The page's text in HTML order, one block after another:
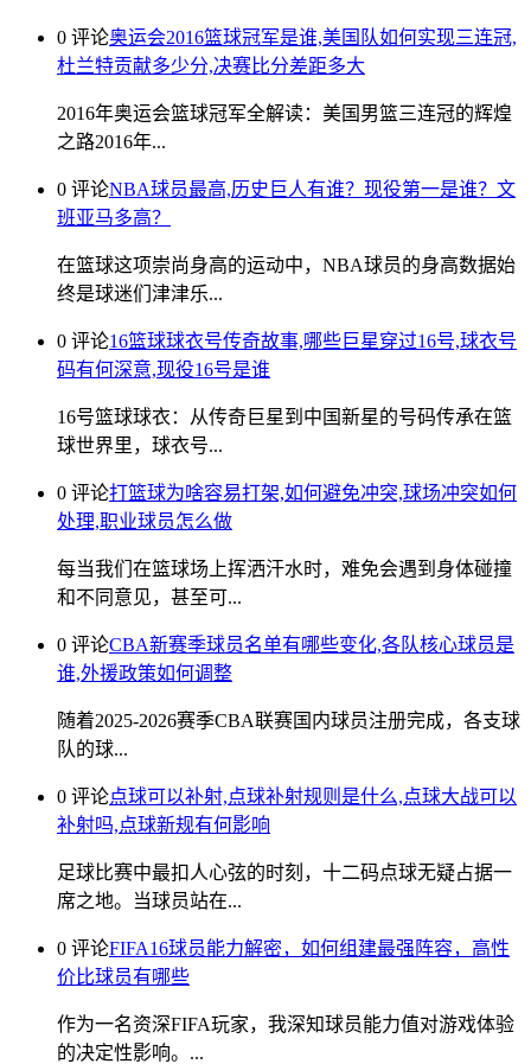
0 评论奥运会2016篮球冠军是谁,美国队如何实现三连冠,
杜兰特贡献多少分,决赛比分差距多大
2016年奥运会篮球冠军全解读：美国男篮三连冠的辉煌
之路2016年...
0 评论NBA球员最高,历史巨人有谁？现役第一是谁？文
班亚马多高？
在篮球这项崇尚身高的运动中，NBA球员的身高数据始
终是球迷们津津乐...
0 评论16篮球球衣号传奇故事,哪些巨星穿过16号,球衣号
码有何深意,现役16号是谁
16号篮球球衣：从传奇巨星到中国新星的号码传承在篮
球世界里，球衣号...
0 评论打篮球为啥容易打架,如何避免冲突,球场冲突如何
处理,职业球员怎么做
每当我们在篮球场上挥洒汗水时，难免会遇到身体碰撞
和不同意见，甚至可...
0 评论CBA新赛季球员名单有哪些变化,各队核心球员是
谁,外援政策如何调整
随着2025-2026赛季CBA联赛国内球员注册完成，各支球
队的球...
0 评论点球可以补射,点球补射规则是什么,点球大战可以
补射吗,点球新规有何影响
足球比赛中最扣人心弦的时刻，十二码点球无疑占据一
席之地。当球员站在...
0 评论FIFA16球员能力解密，如何组建最强阵容，高性
价比球员有哪些
作为一名资深FIFA玩家，我深知球员能力值对游戏体验
的决定性影响。...